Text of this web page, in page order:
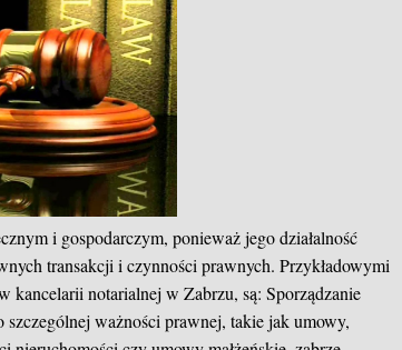
i gospodarczym, ponieważ jego działalność
transakcji i czynności prawnych. Przykładowymi
notarialnej w Zabrzu, są: Sporządzanie
ważności prawnej, takie jak umowy,